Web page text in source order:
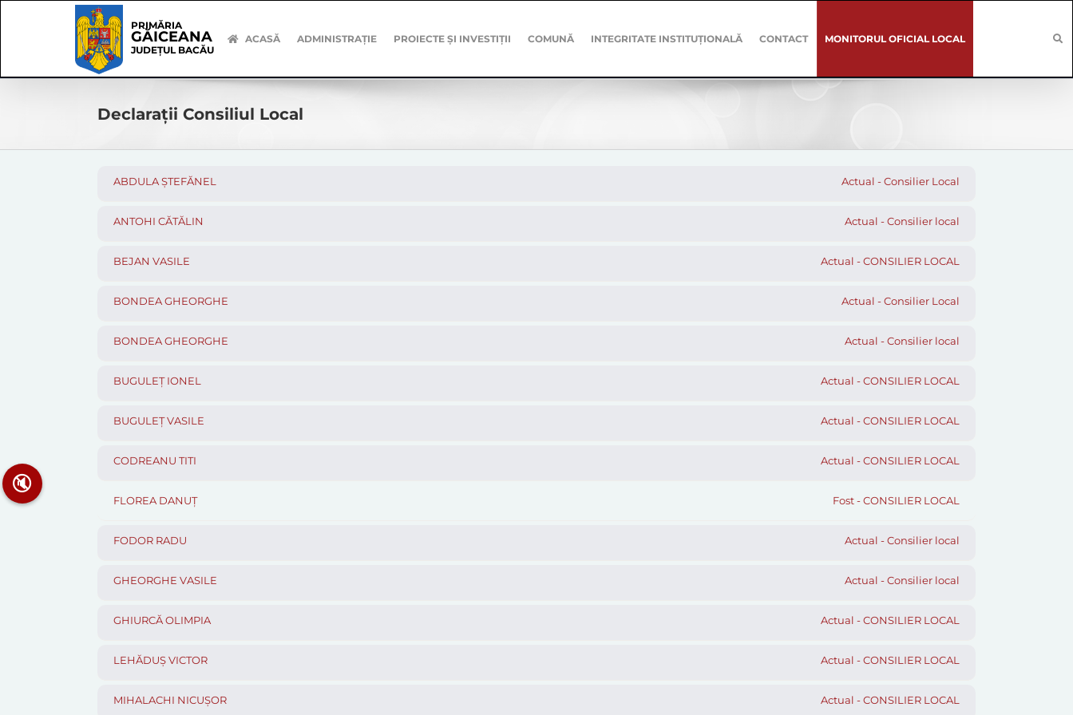
PRIMĂRIA
GĂICEANA
JUDEȚUL BACĂU
ACASĂ ADMINISTRAȚIE PROIECTE ȘI INVESTIȚII COMUNĂ INTEGRITATE INSTITUȚIONALĂ CONTACT MONITORUL OFICIAL LOCAL
Declarații Consiliul Local
ABDULA ȘTEFĂNEL Actual - Consilier Local
ANTOHI CĂTĂLIN Actual - Consilier local
BEJAN VASILE Actual - CONSILIER LOCAL
BONDEA GHEORGHE Actual - Consilier Local
BONDEA GHEORGHE Actual - Consilier local
BUGULEȚ IONEL Actual - CONSILIER LOCAL
BUGULEȚ VASILE Actual - CONSILIER LOCAL
CODREANU TITI Actual - CONSILIER LOCAL
FLOREA DANUȚ Fost - CONSILIER LOCAL
FODOR RADU Actual - Consilier local
GHEORGHE VASILE Actual - Consilier local
GHIURCĂ OLIMPIA Actual - CONSILIER LOCAL
LEHĂDUȘ VICTOR Actual - CONSILIER LOCAL
MIHALACHI NICUȘOR Actual - CONSILIER LOCAL
🔇